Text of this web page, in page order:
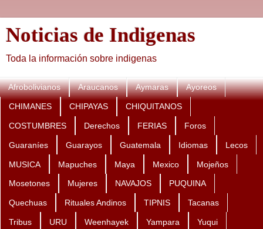
Noticias de Indigenas
Toda la información sobre indigenas
Afrobolivianos Araucanos Aymaras Ayoreos
CHIMANES CHIPAYAS CHIQUITANOS
COSTUMBRES Derechos FERIAS Foros
Guaraníes Guarayos Guatemala Idiomas Lecos
MUSICA Mapuches Maya Mexico Mojeños
Mosetones Mujeres NAVAJOS PUQUINA
Quechuas Rituales Andinos TIPNIS Tacanas
Tribus URU Weenhayek Yampara Yuqui